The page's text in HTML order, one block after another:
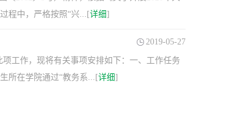
程中，严格按照“兴...[详细]
2019-05-27
工作，现将有关事项安排如下：一、工作任务
所在学院通过“教务系...[详细]